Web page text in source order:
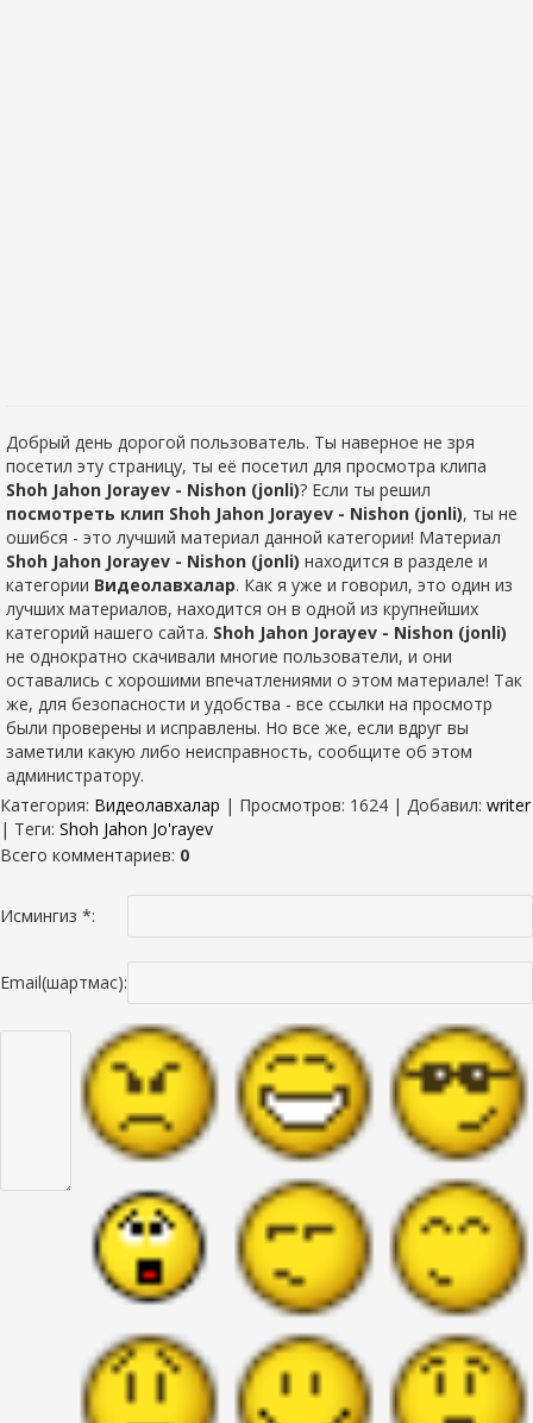
Добрый день дорогой пользователь. Ты наверное не зря
посетил эту страницу, ты её посетил для просмотра клипа
Shoh Jahon Jorayev - Nishon (jonli)? Если ты решил
посмотреть клип Shoh Jahon Jorayev - Nishon (jonli), ты не
ошибся - это лучший материал данной категории! Материал
Shoh Jahon Jorayev - Nishon (jonli) находится в разделе и
категории Видеолавхалар. Как я уже и говорил, это один из
лучших материалов, находится он в одной из крупнейших
категорий нашего сайта. Shoh Jahon Jorayev - Nishon (jonli)
не однократно скачивали многие пользователи, и они
оставались с хорошими впечатлениями о этом материале! Так
же, для безопасности и удобства - все ссылки на просмотр
были проверены и исправлены. Но все же, если вдруг вы
заметили какую либо неисправность, сообщите об этом
администратору.
Категория: Видеолавхалар | Просмотров: 1624 | Добавил: writer
| Теги: Shoh Jahon Jo'rayev
Всего комментариев: 0
Исмингиз *:
Email(шартмас):